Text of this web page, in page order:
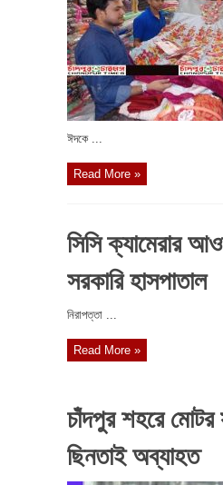
ঈদকে ...
Read More »
সিসি ক্যামেরার
সরকারি হাসপাতাল
নিরাপত্তা ...
Read More »
চাঁদপুর শহরে
ছিনতাই অব্যাহত